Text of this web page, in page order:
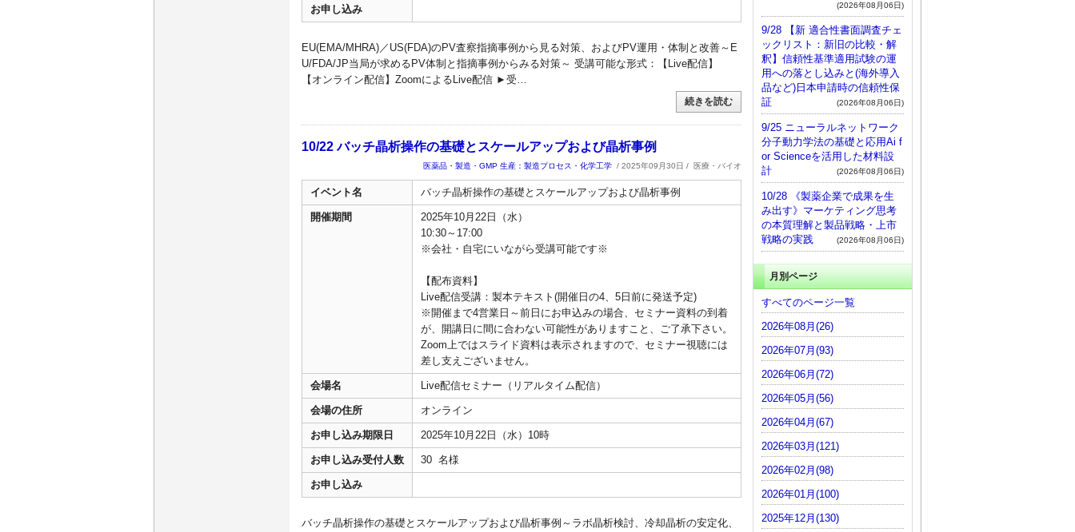
お申し込み
EU(EMA/MHRA)／US(FDA)のPV査察指摘事例から見る対策、およびPV運用・体制と改善～E
U/FDA/JP当局が求めるPV体制と指摘事例からみる対策～ 受講可能な形式：【Live配信】
【オンライン配信】ZoomによるLive配信 ►受…
続きを読む
10/22 バッチ晶析操作の基礎とスケールアップおよび晶析事例
医薬品・製造・GMP 生産：製造プロセス・化学工学 / 2025年09月30日 / 医療・バイオ
イベント名 バッチ晶析操作の基礎とスケールアップおよび晶析事例
開催期間
2025年10月22日（水）
10:30～17:00
※会社・自宅にいながら受講可能です※
【配布資料】
Live配信受講：製本テキスト(開催日の4、5日前に発送予定)
※開催まで4営業日～前日にお申込みの場合、セミナー資料の到着
が、開講日に間に合わない可能性がありますこと、ご了承下さい。
Zoom上ではスライド資料は表示されますので、セミナー視聴には
差し支えございません。
会場名 Live配信セミナー（リアルタイム配信）
会場の住所 オンライン
お申し込み期限日 2025年10月22日（水）10時
お申し込み受付人数 30 名様
お申し込み
バッチ晶析操作の基礎とスケールアップおよび晶析事例～ラボ晶析検討、冷却晶析の安定化、
(2026年08月06日)
9/28 【新 適合性書面調査チェ
ックリスト：新旧の比較・解
釈】信頼性基準適用試験の運
用への落とし込みと(海外導入
品など)日本申請時の信頼性保
証
(2026年08月06日)
9/25 ニューラルネットワーク
分子動力学法の基礎と応用Ai f
or Scienceを活用した材料設
計
(2026年08月06日)
10/28 《製薬企業で成果を生
み出す》マーケティング思考
の本質理解と製品戦略・上市
戦略の実践
(2026年08月06日)
月別ページ
すべてのページ一覧
2026年08月(26)
2026年07月(93)
2026年06月(72)
2026年05月(56)
2026年04月(67)
2026年03月(121)
2026年02月(98)
2026年01月(100)
2025年12月(130)